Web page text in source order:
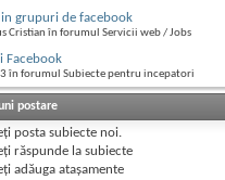
in grupuri de facebook
Cristian în forumul Servicii web / Jobs
Facebook
în forumul Subiecte pentru incepatori
postare
posta subiecte noi.
răspunde la subiecte
adăuga ataşamente